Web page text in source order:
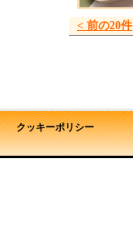
< 前の20件
クッキーポリシー